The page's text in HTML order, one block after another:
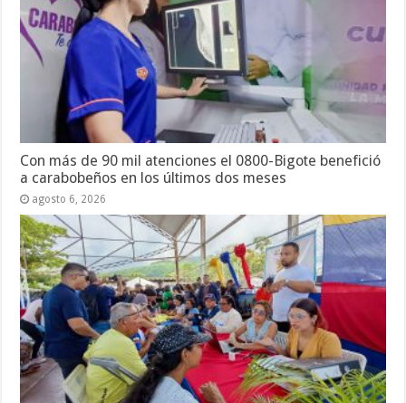
Con más de 90 mil atenciones el 0800-Bigote benefició
a carabobeños en los últimos dos meses
agosto 6, 2026